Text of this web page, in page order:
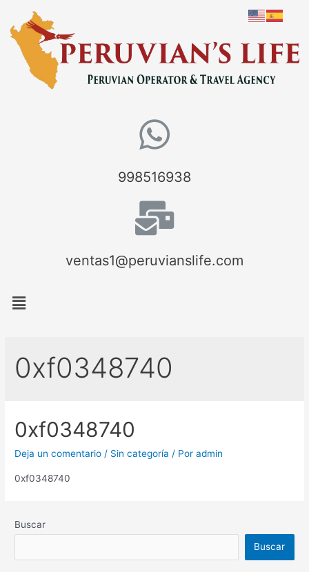
998516938
ventas1@peruvianslife.com
0xf0348740
0xf0348740
Deja un comentario / Sin categoría / Poradmin
0xf0348740
Buscar
Buscar